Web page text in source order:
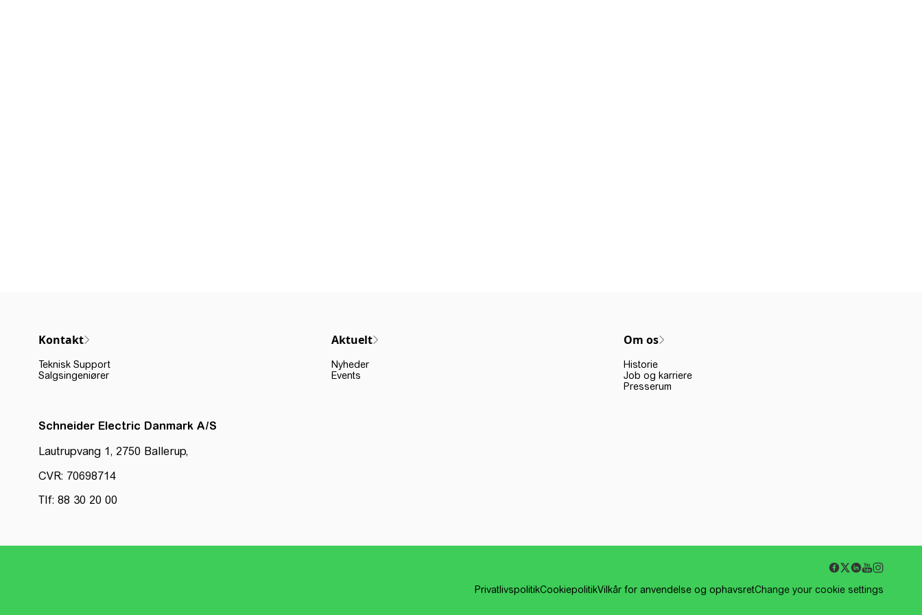
Kontakt
Teknisk Support
Salgsingeniører
Aktuelt
Nyheder
Events
Om os
Historie
Job og karriere
Presserum
Schneider Electric Danmark A/S
Lautrupvang 1, 2750 Ballerup,
CVR: 70698714
Tlf: 88 30 20 00
PrivatlivspolitikCookiepolitikVilkår for anvendelse og ophavsretChange your cookie settings